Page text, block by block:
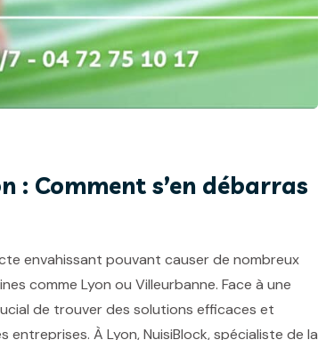
: Comment s’en débarras
envahissant pouvant causer de nombreux
comme Lyon ou Villeurbanne. Face à une
de trouver des solutions efficaces et
À Lyon, NuisiBlock, spécialiste de la